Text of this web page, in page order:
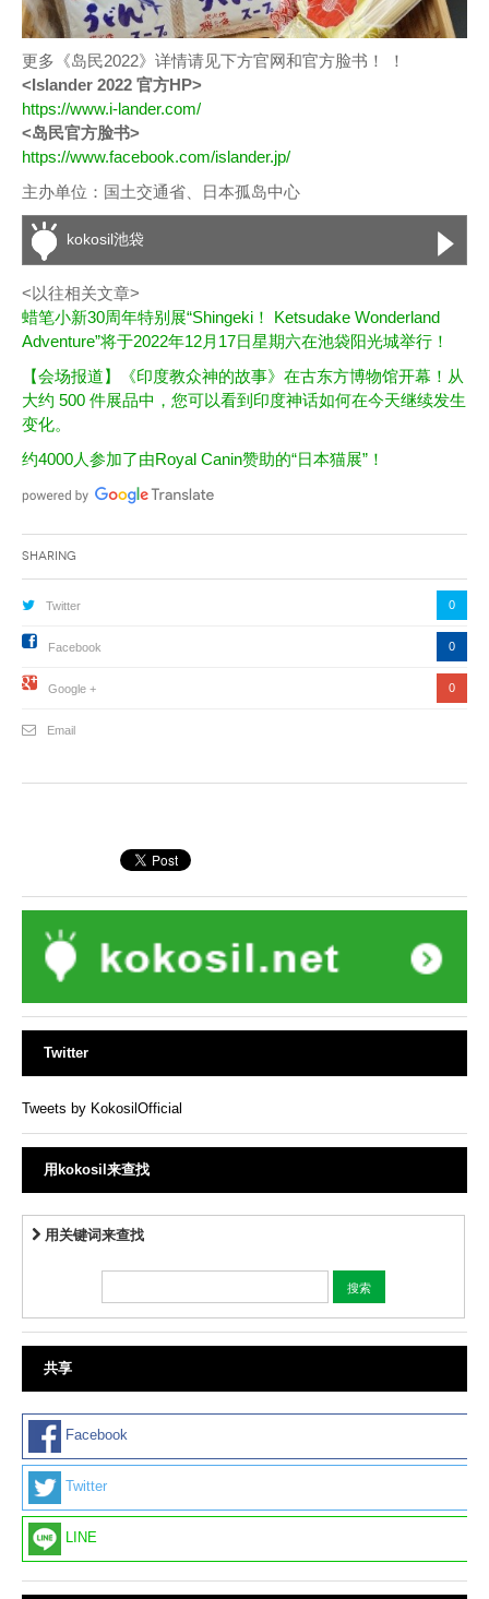
更多《岛民2022》详情请见下方官网和官方脸书！ ！
<Islander 2022 官方HP>
https://www.i-lander.com/
<岛民官方脸书>
https://www.facebook.com/islander.jp/
主办单位：国土交通省、日本孤岛中心
kokosil池袋
<以往相关文章>
蜡笔小新30周年特别展“Shingeki！ Ketsudake Wonderland
Adventure”将于2022年12月17日星期六在池袋阳光城举行！
【会场报道】《印度教众神的故事》在古东方博物馆开幕！从
大约 500 件展品中，您可以看到印度神话如何在今天继续发生
变化。
约4000人参加了由Royal Canin赞助的“日本猫展”！
Sharing
Twitter 0
Facebook 0
Google + 0
Email
Twitter
Tweets by KokosilOfficial
用kokosil来查找
用关键词来查找
共享
Facebook
Twitter
LINE